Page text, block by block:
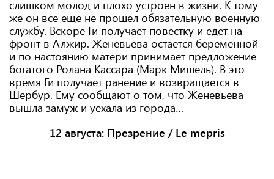
слишком молод и плохо устроен в жизни. К тому
же он все еще не прошел обязательную военную
службу. Вскоре Ги получает повестку и едет на
фронт в Алжир. Женевьева остается беременной
и по настоянию матери принимает предложение
богатого Ролана Кассара (Марк Мишель). В это
время Ги получает ранение и возвращается в
Шербур. Ему сообщают о том, что Женевьева
вышла замуж и уехала из города…
12 августа: Презрение / Le mepris